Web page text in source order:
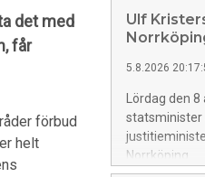
det med
får
förbud
helt
Ulf
5.8.2026
Lördag den
statsminister
Norrköping